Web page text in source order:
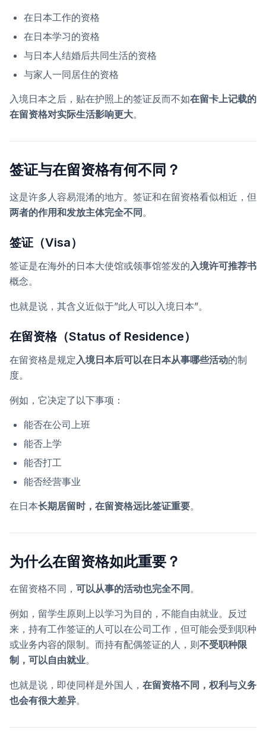
在日本工作的资格
在日本学习的资格
与日本人结婚后共同生活的资格
与家人一同居住的资格
入境日本之后，贴在护照上的签证反而不如在留卡上记载的
在留资格对实际生活影响更大。
签证与在留资格有何不同？
这是许多人容易混淆的地方。签证和在留资格看似相近，但
两者的作用和发放主体完全不同。
签证（Visa）
签证是在海外的日本大使馆或领事馆签发的入境许可推荐书
概念。
也就是说，其含义近似于”此人可以入境日本”。
在留资格（Status of Residence）
在留资格是规定入境日本后可以在日本从事哪些活动的制
度。
例如，它决定了以下事项：
能否在公司上班
能否上学
能否打工
能否经营事业
在日本长期居留时，在留资格远比签证重要。
为什么在留资格如此重要？
在留资格不同， 可以从事的活动也完全不同。
例如，留学生原则上以学习为目的，不能自由就业。反过
来，持有工作签证的人可以在公司工作，但可能会受到职种
或业务内容的限制。而持有配偶签证的人，则不受职种限
制，可以自由就业。
也就是说，即使同样是外国人， 在留资格不同，权利与义务
也会有很大差异。